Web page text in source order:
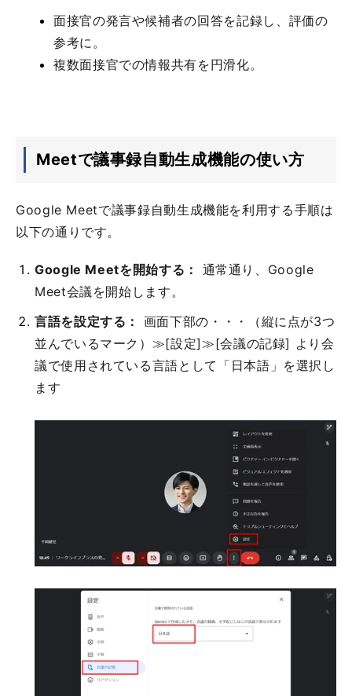
面接官の発言や候補者の回答を記録し、評価の
参考に。
複数面接官での情報共有を円滑化。
Meetで議事録自動生成機能の使い方
Google Meetで議事録自動生成機能を利用する手順は
以下の通りです。
Google Meetを開始する：
通常通り、Google
Meet会議を開始します。
言語を設定する：
画面下部の・・・（縦に点が3つ
並んでいるマーク）≫[設定]≫[会議の記録] より会
議で使用されている言語として「日本語」を選択し
ます